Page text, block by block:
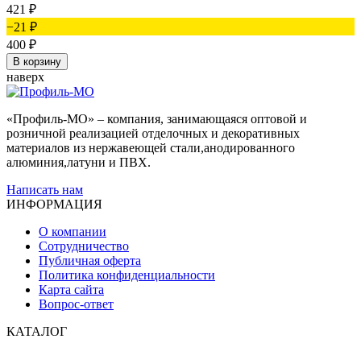
421 ₽
−21 ₽
400 ₽
В корзину
наверх
«Профиль-МО» – компания, занимающаяся оптовой и
розничной реализацией отделочных и декоративных
материалов из нержавеющей стали,анодированного
алюминия,латуни и ПВХ.
Написать нам
ИНФОРМАЦИЯ
О компании
Сотрудничество
Публичная оферта
Политика конфиденциальности
Карта сайта
Вопрос-ответ
КАТАЛОГ